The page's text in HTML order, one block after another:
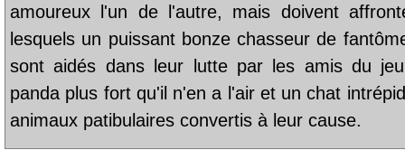
amoureux l'un de l'autre, mais doivent
lesquels un puissant bonze chasseur de
sont aidés dans leur lutte par les amis du
panda plus fort qu'il n'en a l'air et un chat
animaux patibulaires convertis à leur cause.